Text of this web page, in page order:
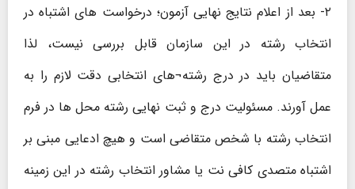
۲- بعد از اعلام نتایج نهایی آزمون؛ درخواست های اشتباه در
انتخاب رشته در این سازمان قابل بررسی نیست، لذا
متقاضیان باید در درج رشته¬های انتخابی دقت لازم را به
عمل آورند. مسئولیت درج و ثبت نهایی رشته محل ها در فرم
انتخاب رشته با شخص متقاضی است و هیچ ادعایی مبنی بر
اشتباه متصدی کافی نت یا مشاور انتخاب رشته در این زمینه